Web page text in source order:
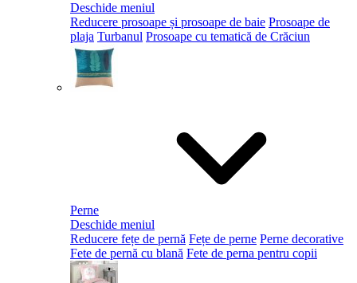
Deschide meniul
Reducere prosoape și prosoape de baie Prosoape de
plaja Turbanul Prosoape cu tematică de Crăciun
Perne
Deschide meniul
Reducere fețe de pernă Fețe de perne Perne decorative
Fete de pernă cu blană Fete de perna pentru copii